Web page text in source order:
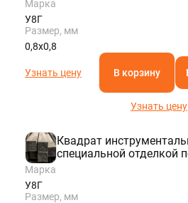
Марка
У8Г
Размер, мм
0,8х0,8
Узнать цену В корзину
Узнать цену
Квадрат
специальной отделкой
Марка
У8Г
Размер, мм